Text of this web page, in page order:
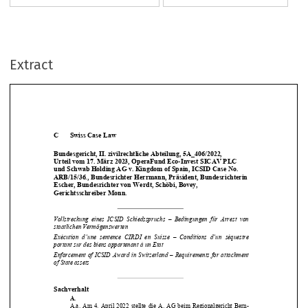
Extract














 
Urteil vom 17. März 2023, OperaFund Eco-Invest SICAV PLC
ARB/15/36., Bundesrichter Herrmann, Präsident, Bundesrichterin
Escher, Bundesrichter von Werdt, Schöbi, Bovey,
Gerichtsschreiber Monn.
Vollstreckung  eines  ICSID  Schiedsspruchs  –  Bedingungen  für  Arrest  von
staatlichen Vermögenswerten
Exécution  d’une  sentence  CIRDI  en  Suisse  –  Conditions  d’un  séquestre
portant sur des biens appartenant à un Etat
Enforcement  of  ICSID  Award  in  Switzerland  –  Requirements  for  attachment
of State assets
Sachverhalt